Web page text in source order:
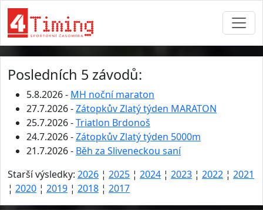
Posledních 5 závodů:
5.8.2026 - MH noční maraton
27.7.2026 -Zátopkův Zlatý týden MARATON
25.7.2026 -Triatlon Brdonoš
24.7.2026 -Zátopkův Zlatý týden 5000m
21.7.2026 - Běh za Sliveneckou saní
Starší výsledky: 2026 ¦ 2025 ¦ 2024 ¦ 2023 ¦ 2022 ¦ 2021
¦ 2020 ¦ 2019 ¦ 2018 ¦ 2017